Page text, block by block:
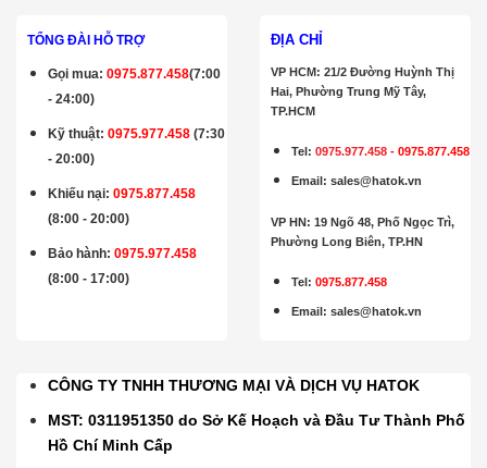
TỔNG ĐÀI HỖ TRỢ
Gọi mua:0975.877.458(7:00
- 24:00)
Kỹ thuật:0975.977.458 (7:30
- 20:00)
Khiếu nại: 0975.877.458
(8:00 - 20:00)
Bảo hành:0975.977.458
(8:00 - 17:00)
ĐỊA CHỈ
VP HCM: 21/2 Đường Huỳnh Thị
Hai, Phường Trung Mỹ Tây,
TP.HCM
Tel:0975.977.458 -0975.877.458
Email :sales@hatok.vn
VP HN: 19 Ngõ 48, Phố Ngọc Trì,
Phường Long Biên, TP.HN
Tel: 0975.877.458
Email:sales@hatok.vn
CÔNG TY TNHH THƯƠNG MẠI VÀ DỊCH VỤ HATOK
MST: 0311951350 do Sở Kế Hoạch và Đầu Tư Thành Phố
Hồ Chí Minh Cấp